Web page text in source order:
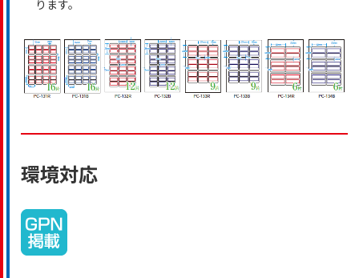
ります。
環境対応